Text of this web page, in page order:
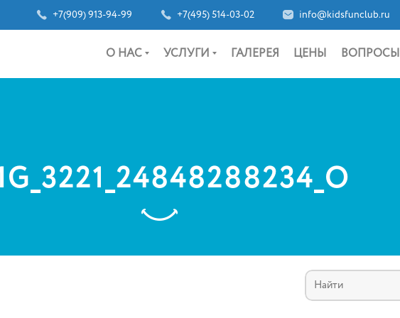
+7(909) 913-94-99 +7(495) 514-03-02 info@kidsfunclub.ru
О НАС УСЛУГИ ГАЛЕРЕЯ ЦЕНЫ ВОПРОСЫ